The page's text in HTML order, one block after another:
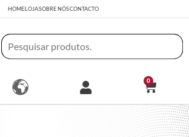
HOMELOJASOBRE NÓSCONTACTO
0